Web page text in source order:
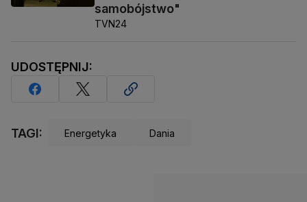
samobójstwo"
TVN24
UDOSTĘPNIJ:
TAGI: Energetyka Dania